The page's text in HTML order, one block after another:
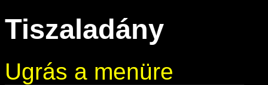
Tiszaladány
Ugrás a menüre